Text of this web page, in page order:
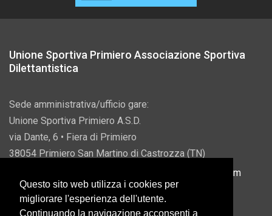
Unione Sportiva Primiero Associazione Sportiva
Dilettantistica
Sede amministrativa/ufficio gare:
Unione Sportiva Primiero A.S.D.
via Dante, 6 • Fiera di Primiero
38054 Primiero San Martino di Castrozza (TN)
info@usprimiero.com
Questo sito web utilizza i cookies per
migliorare l'esperienza dell'utente.
Continuando la navigazione acconsenti a